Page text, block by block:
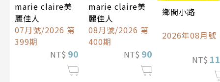
marie claire美
麗佳人
07月號/2026 第
399期
NT$ 90
marie claire美
麗佳人
08月號/2026 第
400期
NT$ 90
鄉間小路
2026年08月號
NT$